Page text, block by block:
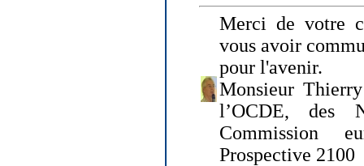
Merci de votre
vous avoir
pour l'avenir.
Monsieur
l’OCDE, des
Commission
Prospective 2100